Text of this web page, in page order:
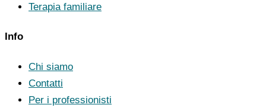
Terapia familiare
Info
Chi siamo
Contatti
Per i professionisti